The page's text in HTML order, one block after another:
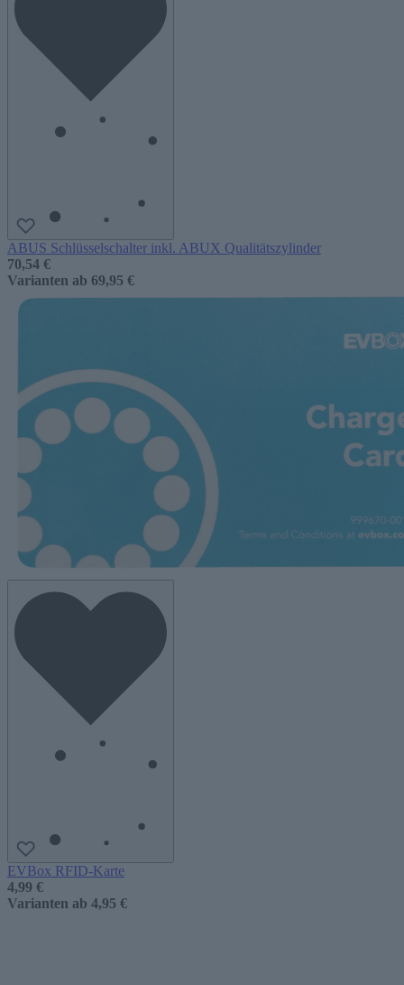
ABUS Schlüsselschalter inkl. ABUX Qualitätszylinder
70,54 €
Varianten ab 69,95 €
EVBox RFID-Karte
4,99 €
Varianten ab 4,95 €